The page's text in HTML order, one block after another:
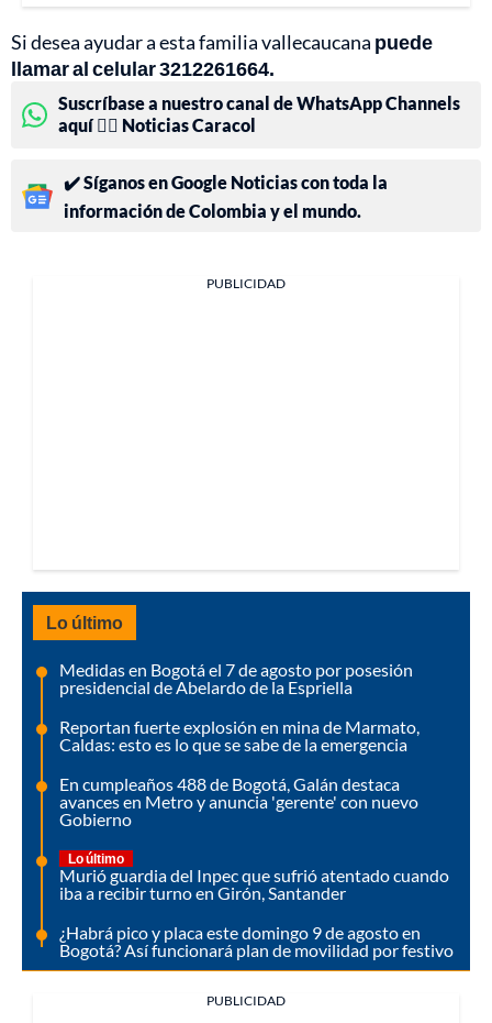
Si desea ayudar a esta familia vallecaucana puede
llamar al celular 3212261664.
Suscríbase a nuestro canal de WhatsApp Channels
aquí 👉🏻 Noticias Caracol
✔️ Síganos en Google Noticias con toda la
información de Colombia y el mundo.
PUBLICIDAD
Lo último
Medidas en Bogotá el 7 de agosto por posesión
presidencial de Abelardo de la Espriella
Reportan fuerte explosión en mina de Marmato,
Caldas: esto es lo que se sabe de la emergencia
En cumpleaños 488 de Bogotá, Galán destaca
avances en Metro y anuncia 'gerente' con nuevo
Gobierno
Lo último
Murió guardia del Inpec que sufrió atentado cuando
iba a recibir turno en Girón, Santander
¿Habrá pico y placa este domingo 9 de agosto en
Bogotá? Así funcionará plan de movilidad por festivo
PUBLICIDAD